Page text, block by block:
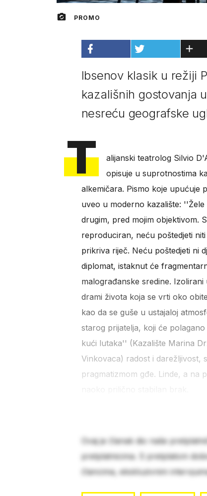
PROMO
Ibsenov klasik u režiji
kazališnih gostovanja
nesreću geografske
T
alijanski teatrolog Silvio
opisuje u suprotnostima
alkemičara. Pismo koje upućuje
uveo u moderno kazalište:
drugim, pred mojim objektivom.
reproduciran, neću poštedjeti
prikriva riječ. Neću poštedjeti ni
diplomat, istaknut će
malograđanske sredine.
drami života koja se vrti oko
kao da se guše u ustajaloj
starog prijatelja, koji će
kući lutaka'' (Kazalište Marina
Vinkovaca) radost i darežljivost,
pragmatizmom gđe. Linde, a na
Ovaj je članak dio naše
pretplatnicima. S pretplatom
člancima, ekskluzivnim